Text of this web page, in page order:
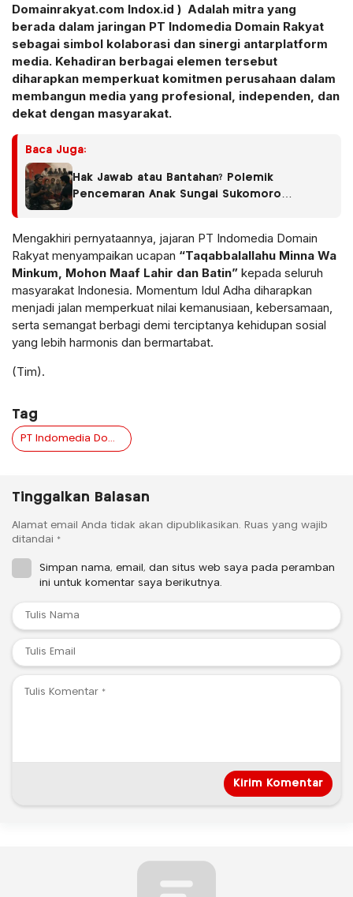
Domainrakyat.com Indox.id ) Adalah mitra yang
berada dalam jaringan PT Indomedia Domain Rakyat
sebagai simbol kolaborasi dan sinergi antarplatform
media. Kehadiran berbagai elemen tersebut
diharapkan memperkuat komitmen perusahaan dalam
membangun media yang profesional, independen, dan
dekat dengan masyarakat.
Baca Juga:
Hak Jawab atau Bantahan? Polemik
Pencemaran Anak Sungai Sukomoro
Mengakhiri pernyataannya, jajaran PT Indomedia Domain
Rakyat menyampaikan ucapan “Taqabbalallahu Minna Wa
Minkum, Mohon Maaf Lahir dan Batin” kepada seluruh
masyarakat Indonesia. Momentum Idul Adha diharapkan
menjadi jalan memperkuat nilai kemanusiaan, kebersamaan,
serta semangat berbagi demi terciptanya kehidupan sosial
yang lebih harmonis dan bermartabat.
(Tim).
Tag
PT Indomedia Domain Rakyat
Tinggalkan Balasan
Alamat email Anda tidak akan dipublikasikan. Ruas yang wajib
ditandai *
Simpan nama, email, dan situs web saya pada peramban
ini untuk komentar saya berikutnya.